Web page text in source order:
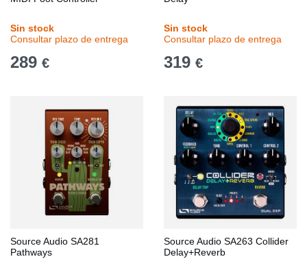
Sin stock
Consultar plazo de entrega
289 €
Sin stock
Consultar plazo de entrega
319 €
Source Audio SA281
Pathways
Source Audio SA263 Collider
Delay+Reverb